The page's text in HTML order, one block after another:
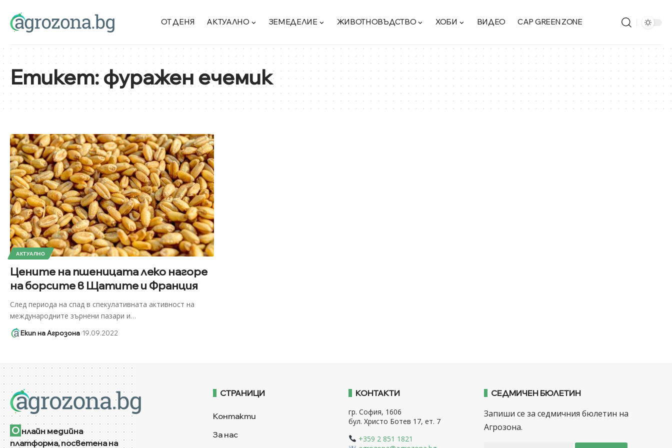
ОТ ДЕНЯ АКТУАЛНО ЗЕМЕДЕЛИЕ ЖИВОТНОВЪДСТВО ХОБИ ВИДЕО CAP GREEN ZONE
Етикет:фуражен ечемик
АКТУАЛНО
Цените на пшеницата леко нагоре
на борсите в Щатите и Франция
След периода на спад в спекулативната активност на
международните зърнени пазари и…
Екип на Агрозона 19.09.2022
О нлайн медийна
платформа, посветена на
СТРАНИЦИ
Контакти
За нас
КОНТАКТИ
гр. София, 1606
бул. Христо Ботев 17, ет. 7
+359 2 851 1821
СЕДМИЧЕН БЮЛЕТИН
Запиши се за седмичния бюлетин на
Агрозона.